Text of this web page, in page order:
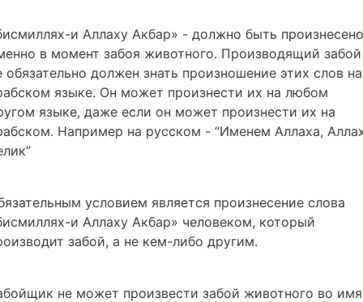
и Аллаху Акбар» - должно быть произнесено
в момент забоя животного. Производящий забой
обязательно должен знать произношение этих слов на
языке. Он может произнести их на любом
языке, даже если он может произнести их на
Например на русском - “Именем Аллаха,
условием является произнесение слова
и Аллаху Акбар» человеком, который
забой, а не кем-либо другим.
не может произвести забой животного во